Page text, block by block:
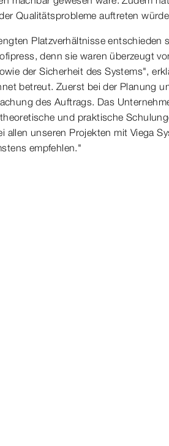
Qualitätsprobleme auftreten
Platzverhältnisse entschieden
denn sie waren überzeugt
der Sicherheit des Systems",
betreut. Zuerst bei der Planung
des Auftrags. Das
und praktische
allen unseren Projekten mit Viega
empfehlen."